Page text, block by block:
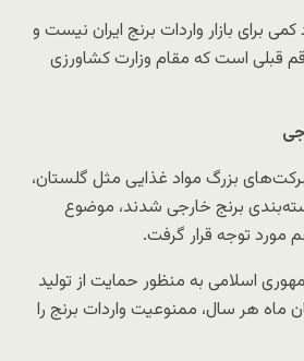
تن عدد کمی برای بازار واردات برنج ایران نیست و
از رقم قبلی است که مقام وزارت کشاورزی
که در دهه ۸۰ شرکت‌های بزرگ مواد غذایی مثل گلستان،
برنج خارجی شدند، موضوع
مورد توجه قرار گرفت.
اسلامی به منظور حمایت از تولید
ماه هر سال، ممنوعیت واردات برنج را